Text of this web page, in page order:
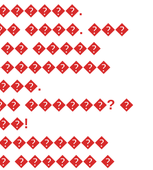
����. ���
�����
������? �
������ �